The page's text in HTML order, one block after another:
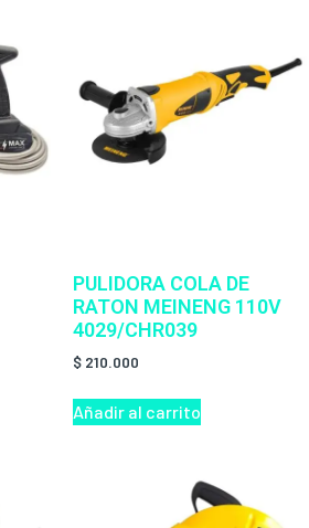
PULIDORA COLA DE
RATON MEINENG 110V
4029/CHR039
$ 210.000
Añadir al carrito